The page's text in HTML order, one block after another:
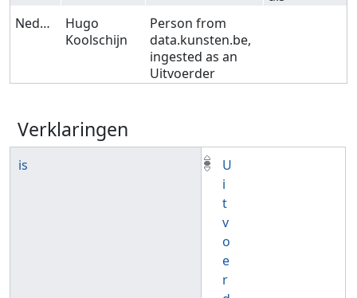
Nederlands
Hugo
Koolschijn
Person from
data.kunsten.be,
ingested as an
Uitvoerder
Verklaringen
is
U
i
t
v
o
e
r